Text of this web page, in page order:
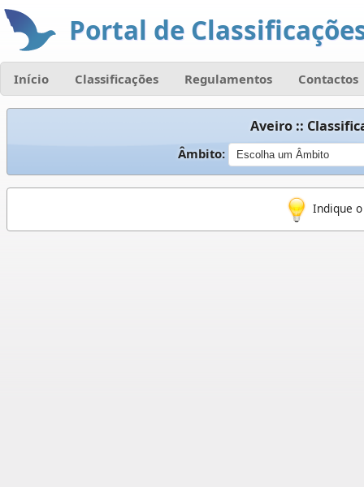
Portal de
Início Classificações Regulamentos Contactos
Aveiro ::
Âmbito:
Indique